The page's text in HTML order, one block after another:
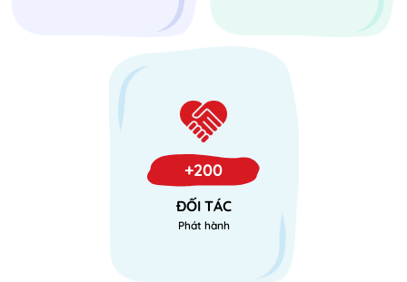
+200
ĐỐI TÁC
Phát hành